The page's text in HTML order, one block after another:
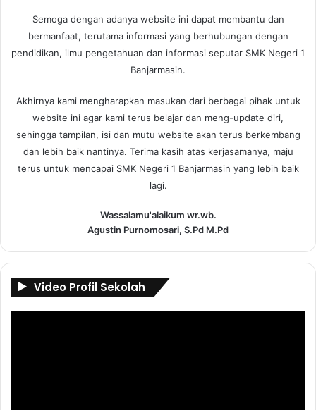
Semoga dengan adanya website ini dapat membantu dan
bermanfaat, terutama informasi yang berhubungan dengan
pendidikan, ilmu pengetahuan dan informasi seputar SMK Negeri 1
Banjarmasin.
Akhirnya kami mengharapkan masukan dari berbagai pihak untuk
website ini agar kami terus belajar dan meng-update diri,
sehingga tampilan, isi dan mutu website akan terus berkembang
dan lebih baik nantinya. Terima kasih atas kerjasamanya, maju
terus untuk mencapai SMK Negeri 1 Banjarmasin yang lebih baik
lagi.
Wassalamu'alaikum wr.wb.
Agustin Purnomosari, S.Pd M.Pd
Video Profil Sekolah